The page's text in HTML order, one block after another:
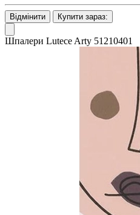
Відмінити Купити зараз:
Шпалери Lutece Arty 51210401